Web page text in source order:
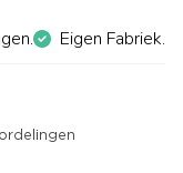
Eigen Fabriek.